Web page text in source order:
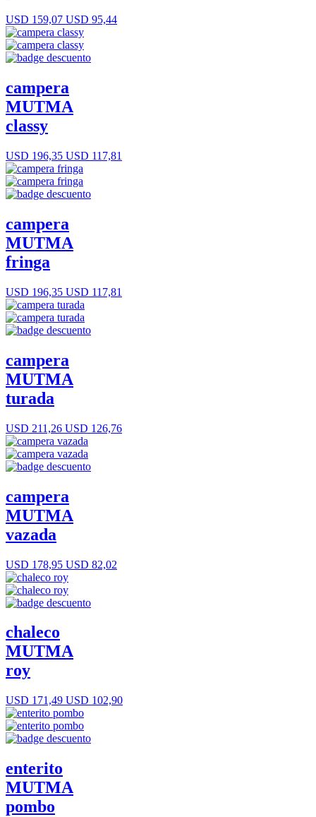
USD 159,07 USD 95,44
campera
MUTMA
classy
USD 196,35 USD 117,81
campera
MUTMA
fringa
USD 196,35 USD 117,81
campera
MUTMA
turada
USD 211,26 USD 126,76
campera
MUTMA
vazada
USD 178,95 USD 82,02
chaleco
MUTMA
roy
USD 171,49 USD 102,90
enterito
MUTMA
pombo